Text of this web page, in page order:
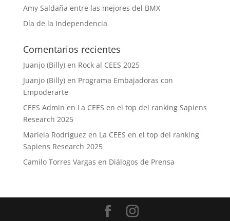
Amy Saldaña entre las mejores del BMX
Día de la Independencia
Comentarios recientes
Juanjo (Billy)en Rock al CEES 2025
Juanjo (Billy)en Programa Embajadoras con
Empoderarte
CEES Admin en La CEES en el top del ranking Sapiens
Research 2025
Mariela Rodríguez en La CEES en el top del ranking
Sapiens Research 2025
Camilo Torres Vargas en Diálogos de Prensa